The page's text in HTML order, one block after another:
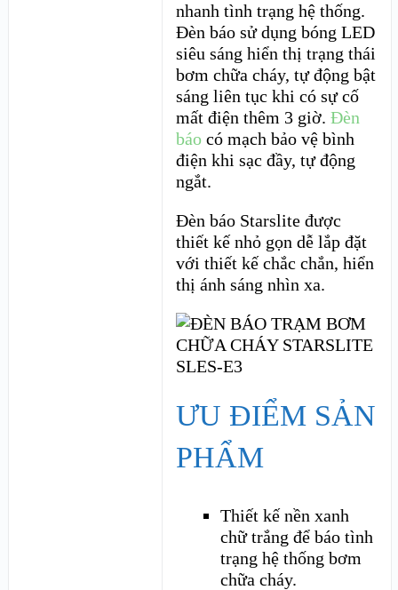
nhanh tình trạng hệ thống.
Đèn báo sử dụng bóng LED
siêu sáng hiển thị trạng thái
bơm chữa cháy, tự động bật
sáng liên tục khi có sự cố
mất điện thêm 3 giờ.Đèn
báo có mạch bảo vệ bình
điện khi sạc đầy, tự động
ngắt.
Đèn báo Starslite được
thiết kế nhỏ gọn dễ lắp đặt
với thiết kế chắc chắn, hiển
thị ánh sáng nhìn xa.
ƯU ĐIỂM SẢN
PHẨM
Thiết kế nền xanh
chữ trắng để báo tình
trạng hệ thống bơm
chữa cháy.